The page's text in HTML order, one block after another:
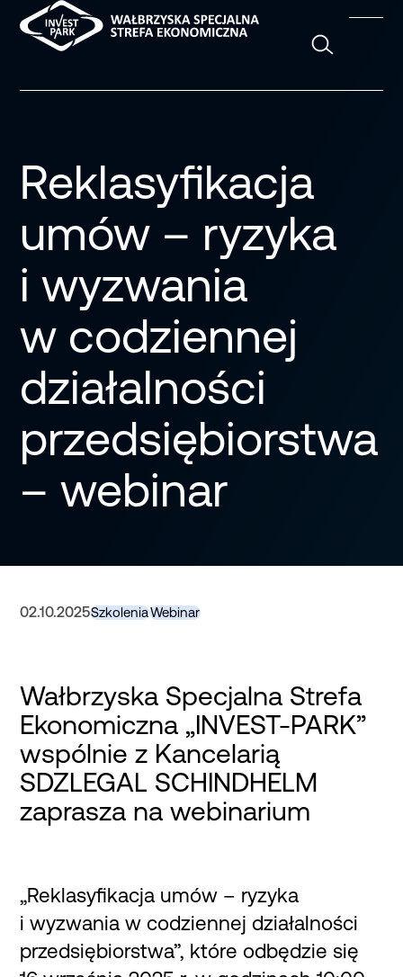
Reklasyfikacja
umów – ryzyka
i wyzwania
w codziennej
działalności
przedsiębiorstwa
– webinar
02.10.2025SzkoleniaWebinar
Wałbrzyska Specjalna Strefa
Ekonomiczna „INVEST-PARK”
wspólnie z Kancelarią
SDZLEGAL SCHINDHELM
zaprasza na webinarium
„Reklasyfikacja umów – ryzyka
i wyzwania w codziennej działalności
przedsiębiorstwa”, które odbędzie się